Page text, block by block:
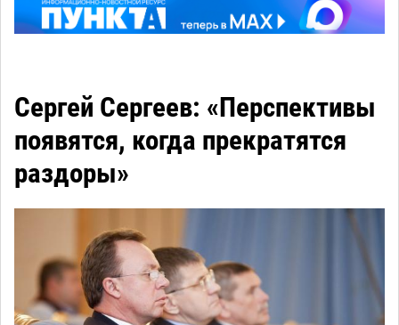
Сергей Сергеев: «Перспективы
появятся, когда прекратятся
раздоры»